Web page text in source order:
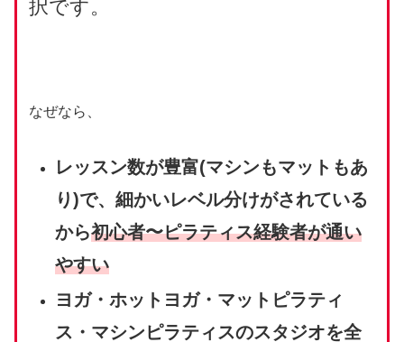
択です。
なぜなら、
レッスン数が豊富(マシンもマットもあ
り)で、細かいレベル分けがされている
から初心者〜ピラティス経験者が通い
やすい
ヨガ・ホットヨガ・マットピラティ
ス・マシンピラティスのスタジオを全